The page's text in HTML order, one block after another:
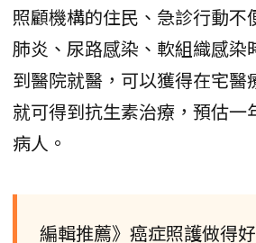
照顧機構的住民、急診行動不
肺炎、尿路感染、軟組織感染
到醫院就醫，可以獲得在宅醫
就可得到抗生素治療，預估一
病人。
編輯推薦》癌症照護做得